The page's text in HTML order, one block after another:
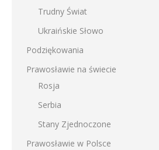
Trudny Świat
Ukraińskie Słowo
Podziękowania
Prawosławie na świecie
Rosja
Serbia
Stany Zjednoczone
Prawosławie w Polsce